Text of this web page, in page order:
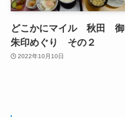
どこかにマイル 秋田 御
朱印めぐり その２
2022年10月10日